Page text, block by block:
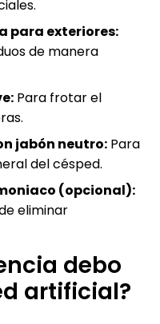
para exteriores:
de manera
Para frotar el
jabón neutro: Para
del césped.
(opcional):
eliminar
debo
artificial?